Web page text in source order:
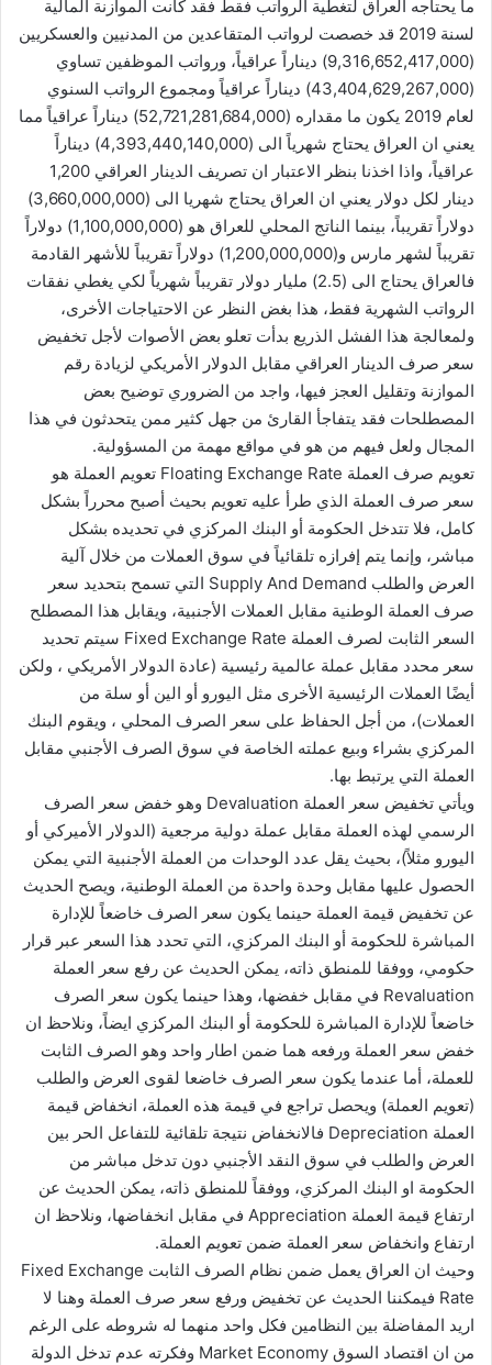
ما يحتاجه العراق لتغطية الرواتب فقط فقد كانت الموازنة المالية
لسنة 2019 قد خصصت لرواتب المتقاعدين من المدنيين والعسكريين
(9,316,652,417,000) ديناراً عراقياً، ورواتب الموظفين تساوي
(43,404,629,267,000) ديناراً عراقياً ومجموع الرواتب السنوي
لعام 2019 يكون ما مقداره (52,721,281,684,000) ديناراً عراقياً مما
يعني ان العراق يحتاج شهرياً الى (4,393,440,140,000) ديناراً
عراقياً، واذا اخذنا بنظر الاعتبار ان تصريف الدينار العراقي 1,200
دينار لكل دولار يعني ان العراق يحتاج شهريا الى (3,660,000,000)
دولاراً تقريباً، بينما الناتج المحلي للعراق هو (1,100,000,000) دولاراً
تقريباً لشهر مارس و(1,200,000,000) دولاراً تقريباً للأشهر القادمة
فالعراق يحتاج الى (2.5) مليار دولار تقريباً شهرياً لكي يغطي نفقات
الرواتب الشهرية فقط، هذا بغض النظر عن الاحتياجات الأخرى،
ولمعالجة هذا الفشل الذريع بدأت تعلو بعض الأصوات لأجل تخفيض
سعر صرف الدينار العراقي مقابل الدولار الأمريكي لزيادة رقم
الموازنة وتقليل العجز فيها، واجد من الضروري توضيح بعض
المصطلحات فقد يتفاجأ القارئ من جهل كثير ممن يتحدثون في هذا
المجال ولعل فيهم من هو في مواقع مهمة من المسؤولية.
تعويم صرف العملة Floating Exchange Rate تعويم العملة هو
سعر صرف العملة الذي طرأ عليه تعويم بحيث أصبح محرراً بشكل
كامل، فلا تتدخل الحكومة أو البنك المركزي في تحديده بشكل
مباشر، وإنما يتم إفرازه تلقائياً في سوق العملات من خلال آلية
العرض والطلب Supply And Demand التي تسمح بتحديد سعر
صرف العملة الوطنية مقابل العملات الأجنبية، ويقابل هذا المصطلح
السعر الثابت لصرف العملة Fixed Exchange Rate سيتم تحديد
سعر محدد مقابل عملة عالمية رئيسية (عادة الدولار الأمريكي ، ولكن
أيضًا العملات الرئيسية الأخرى مثل اليورو أو الين أو سلة من
العملات)، من أجل الحفاظ على سعر الصرف المحلي ، ويقوم البنك
المركزي بشراء وبيع عملته الخاصة في سوق الصرف الأجنبي مقابل
العملة التي يرتبط بها.
ويأتي تخفيض سعر العملة Devaluation وهو خفض سعر الصرف
الرسمي لهذه العملة مقابل عملة دولية مرجعية (الدولار الأميركي أو
اليورو مثلاً)، بحيث يقل عدد الوحدات من العملة الأجنبية التي يمكن
الحصول عليها مقابل وحدة واحدة من العملة الوطنية، ويصح الحديث
عن تخفيض قيمة العملة حينما يكون سعر الصرف خاضعاً للإدارة
المباشرة للحكومة أو البنك المركزي، التي تحدد هذا السعر عبر قرار
حكومي، ووفقا للمنطق ذاته، يمكن الحديث عن رفع سعر العملة
Revaluation في مقابل خفضها، وهذا حينما يكون سعر الصرف
خاضعاً للإدارة المباشرة للحكومة أو البنك المركزي ايضاً، ونلاحظ ان
خفض سعر العملة ورفعه هما ضمن اطار واحد وهو الصرف الثابت
للعملة، أما عندما يكون سعر الصرف خاضعا لقوى العرض والطلب
(تعويم العملة) ويحصل تراجع في قيمة هذه العملة، انخفاض قيمة
العملة Depreciation فالانخفاض نتيجة تلقائية للتفاعل الحر بين
العرض والطلب في سوق النقد الأجنبي دون تدخل مباشر من
الحكومة او البنك المركزي، ووفقاً للمنطق ذاته، يمكن الحديث عن
ارتفاع قيمة العملة Appreciation في مقابل انخفاضها، ونلاحظ ان
ارتفاع وانخفاض سعر العملة ضمن تعويم العملة.
وحيث ان العراق يعمل ضمن نظام الصرف الثابت Fixed Exchange
Rate فيمكننا الحديث عن تخفيض ورفع سعر صرف العملة وهنا لا
اريد المفاضلة بين النظامين فكل واحد منهما له شروطه على الرغم
من ان اقتصاد السوق Market Economy وفكرته عدم تدخل الدولة